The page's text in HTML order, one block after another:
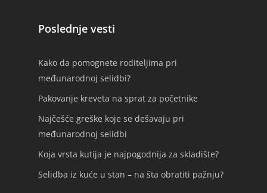
Poslednje vesti
Kako da pomognete roditeljima pri
međunarodnoj selidbi?
Pakovanje kreveta na sprat za početnike
Najčešće greške koje se dešavaju pri
međunarodnoj selidbi
Koja vrsta kutija je najpogodnija za skladište?
Selidba iz kuće u stan – na šta obratiti pažnju?